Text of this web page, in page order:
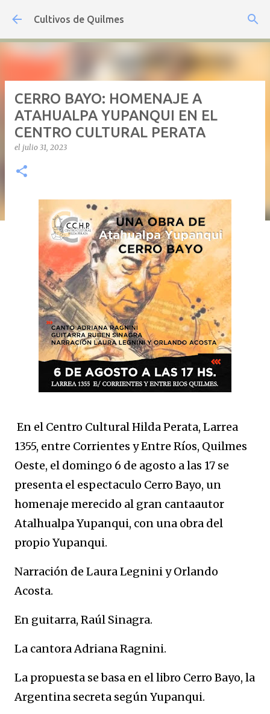
Ir al contenido principal
Cultivos de Quilmes
CERRO BAYO: HOMENAJE A
ATAHUALPA YUPANQUI EN EL
CENTRO CULTURAL PERATA
el julio 31, 2023
En el Centro Cultural Hilda Perata, Larrea
1355, entre Corrientes y Entre Ríos, Quilmes
Oeste, el domingo 6 de agosto a las 17 se
presenta el espectaculo Cerro Bayo, un
homenaje merecido al gran cantaautor
Atalhualpa Yupanqui, con una obra del
propio Yupanqui.
Narración de Laura Legnini y Orlando
Acosta.
En guitarra, Raúl Sinagra.
La cantora Adriana Ragnini.
La propuesta se basa en el libro Cerro Bayo, la
Argentina secreta según Yupanqui.